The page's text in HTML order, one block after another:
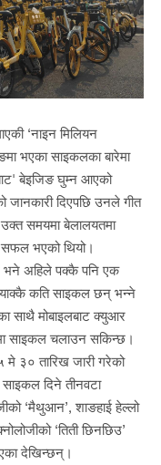
‘नाइन मिलियन
भएका साइकलका बारेमा
बेइजिङ घुम्न आएको
दिएपछि उनले गीत
समयमा बेलालयतमा
सफल भएको थियो।
अहिले पक्कै पनि एक
कति साइकल छन् भन्ने
साथै मोबाइलबाट क्युआर
साइकल चलाउन सकिन्छ।
३० तारिख जारी गरेको
दिने तीनवटा
‘मैथुआन’, शाङहाई हेल्लो
‘तिती छिनछिउ’
देखिन्छन्।